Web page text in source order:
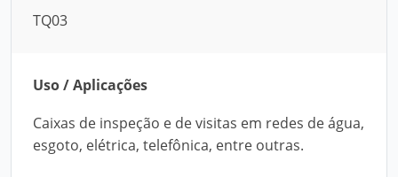
TQ03
Uso / Aplicações
Caixas de inspeção e de visitas em redes de água,
esgoto, elétrica, telefônica, entre outras.